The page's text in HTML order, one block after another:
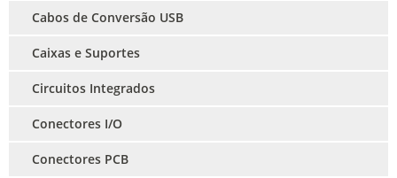
Cabos de Conversão USB
Caixas e Suportes
Circuitos Integrados
Conectores I/O
Conectores PCB